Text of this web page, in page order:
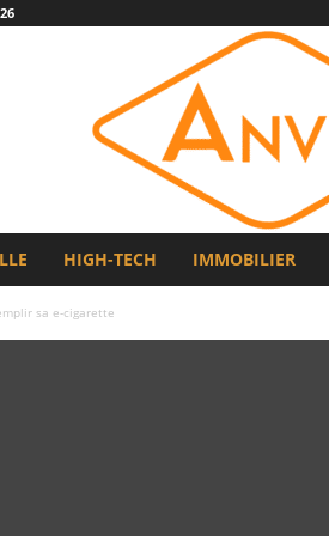
HIGH-TECH IMMOBILIER
sa e-cigarette